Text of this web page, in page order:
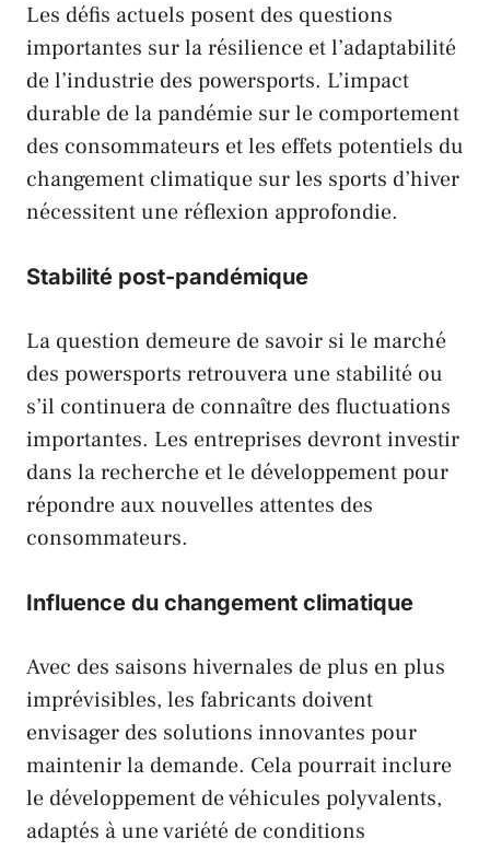
Les défis actuels posent des questions
importantes sur la résilience et l’adaptabilité
de l’industrie des powersports. L’impact
durable de la pandémie sur le comportement
des consommateurs et les effets potentiels du
changement climatique sur les sports d’hiver
nécessitent une réflexion approfondie.
Stabilité post-pandémique
La question demeure de savoir si le marché
des powersports retrouvera une stabilité ou
s’il continuera de connaître des fluctuations
importantes. Les entreprises devront investir
dans la recherche et le développement pour
répondre aux nouvelles attentes des
consommateurs.
Influence du changement climatique
Avec des saisons hivernales de plus en plus
imprévisibles, les fabricants doivent
envisager des solutions innovantes pour
maintenir la demande. Cela pourrait inclure
le développement de véhicules polyvalents,
adaptés à une variété de conditions